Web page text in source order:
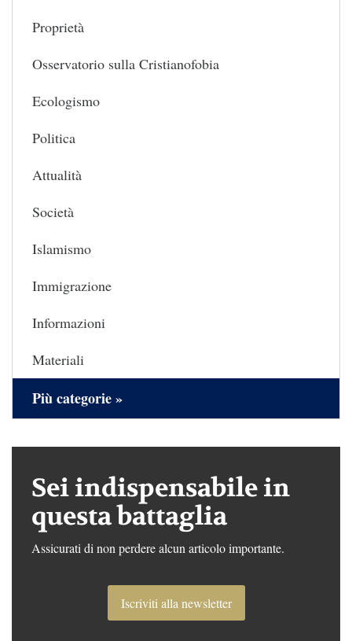
Proprietà
Osservatorio sulla Cristianofobia
Ecologismo
Politica
Attualità
Società
Islamismo
Immigrazione
Informazioni
Materiali
Più categorie »
Sei indispensabile in
questa battaglia
Assicurati di non perdere alcun articolo importante.
Iscriviti alla newsletter